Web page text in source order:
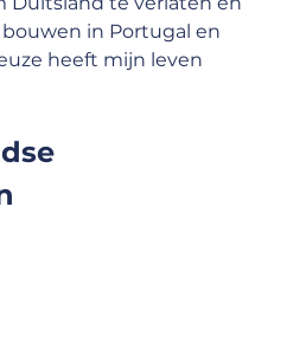
in Portugal en
heeft mijn leven